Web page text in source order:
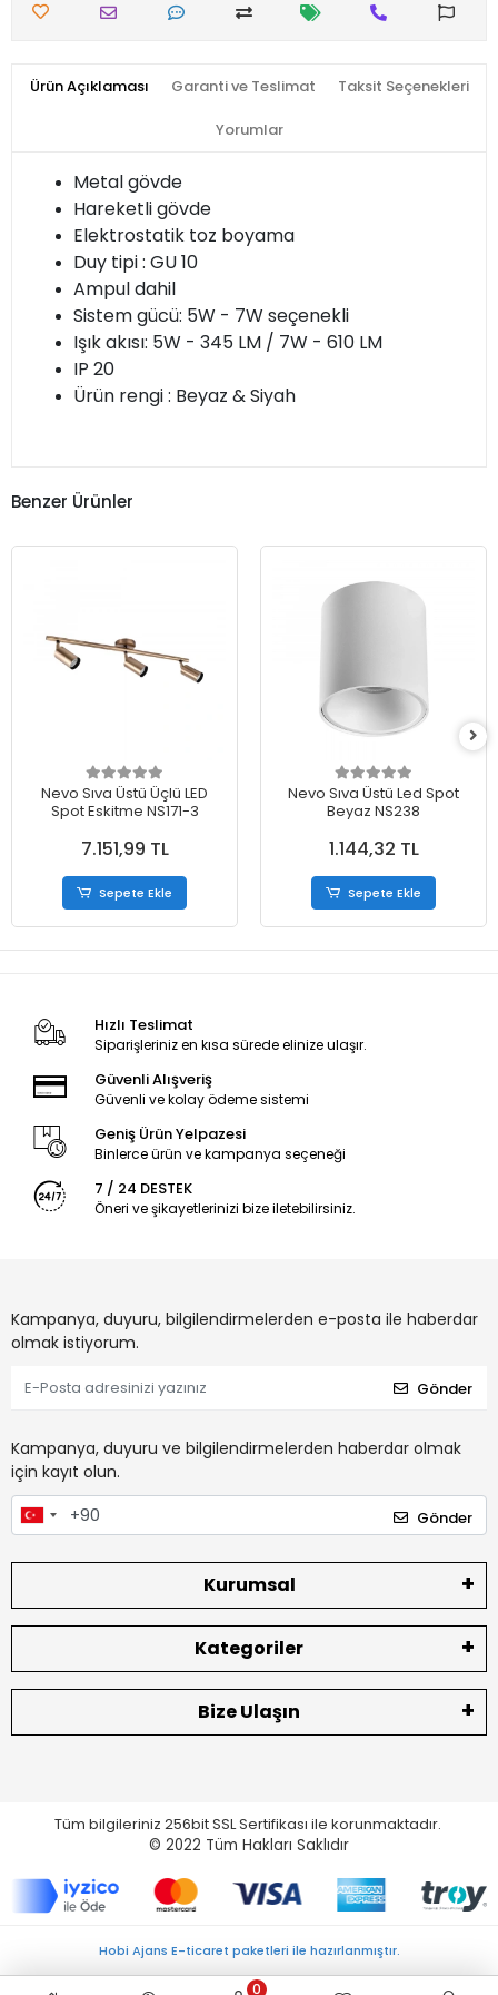
Ürün Açıklaması Garanti ve Teslimat Taksit Seçenekleri
Yorumlar
Metal gövde
Hareketli gövde
Elektrostatik toz boyama
Duy tipi : GU 10
Ampul dahil
Sistem gücü: 5W - 7W seçenekli
Işık akısı: 5W - 345 LM / 7W - 610 LM
IP 20
Ürün rengi : Beyaz & Siyah
Benzer Ürünler
Nevo Sıva Üstü Üçlü LED
Spot Eskitme NS171-3
7.151,99 TL
Sepete Ekle
Nevo Sıva Üstü Led Spot
Beyaz NS238
1.144,32 TL
Sepete Ekle
Hızlı Teslimat
Siparişleriniz en kısa sürede elinize ulaşır.
Güvenli Alışveriş
Güvenli ve kolay ödeme sistemi
Geniş Ürün Yelpazesi
Binlerce ürün ve kampanya seçeneği
7 / 24 DESTEK
Öneri ve şikayetlerinizi bize iletebilirsiniz.
Kampanya, duyuru, bilgilendirmelerden e-posta ile haberdar
olmak istiyorum.
Gönder
Kampanya, duyuru ve bilgilendirmelerden haberdar olmak
için kayıt olun.
Gönder
Kurumsal
Kategoriler
Bize Ulaşın
Tüm bilgileriniz 256bit SSL Sertifikası ile korunmaktadır.
© 2022 Tüm Hakları Saklıdır
0
Hobi Ajans E-ticaret paketleri ile hazırlanmıştır.